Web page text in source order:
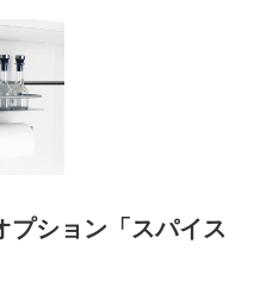
プション「スパイス